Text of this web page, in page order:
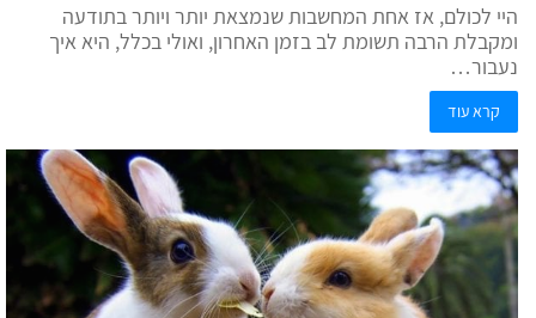
היי לכולם, אז אחת המחשבות שנמצאת יותר ויותר בתודעה
ומקבלת הרבה תשומת לב בזמן האחרון, ואולי בכלל, היא איך
נעבור…
קרא עוד